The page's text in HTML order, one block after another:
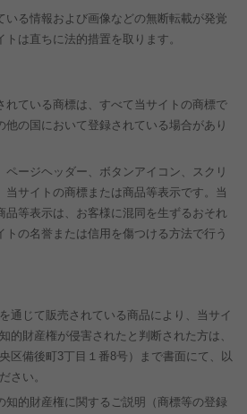
いる情報および画像などの無断転載が発覚
トは直ちに法的措置を取ります。
れている商標は、すべて当サイトの商標で
他の国において登録されている場合があり
ページヘッダー、ボタンアイコン、スクリ
当サイトの商標または商品等表示です。当
品等表示は、お客様に混同を生ずるおそれ
トの名誉または信用を傷つける方法で行う
通じて販売されている商品により、当サイ
的財産権が侵害されたと判断された方は、
区備後町3丁目１番8号 ）まで書面にて、以
さい。
知的財産権に関するご説明（商標等の登録